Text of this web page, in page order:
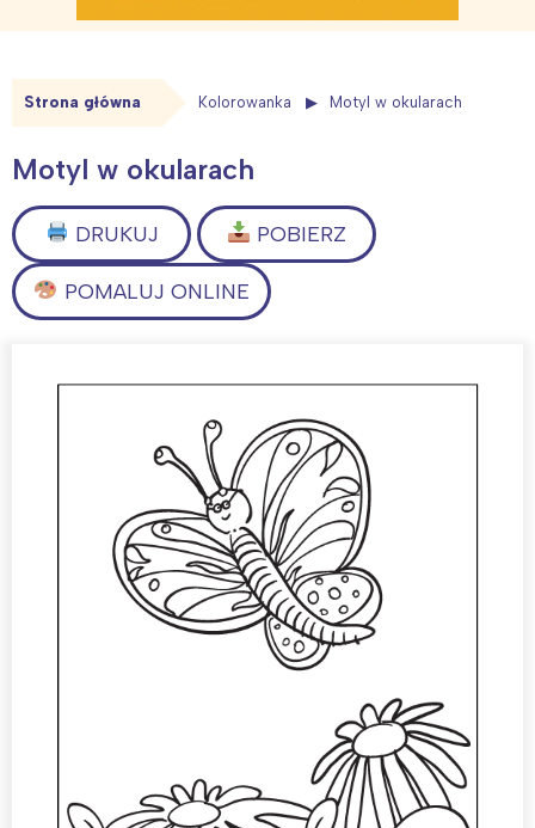
Strona główna Kolorowanka Motyl w okularach
Motyl w okularach
DRUKUJ POBIERZ
POMALUJ ONLINE